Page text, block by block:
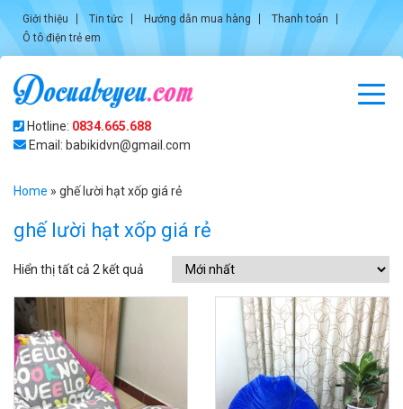
Giới thiệu Tin tức Hướng dẫn mua hàng
Thanh toán
Ô tô điện trẻ em
Hotline: 0834.665.688
Email: babikidvn@gmail.com
Home » ghế lười hạt xốp giá rẻ
ghế lười hạt xốp giá rẻ
Hiển thị tất cả 2 kết quả